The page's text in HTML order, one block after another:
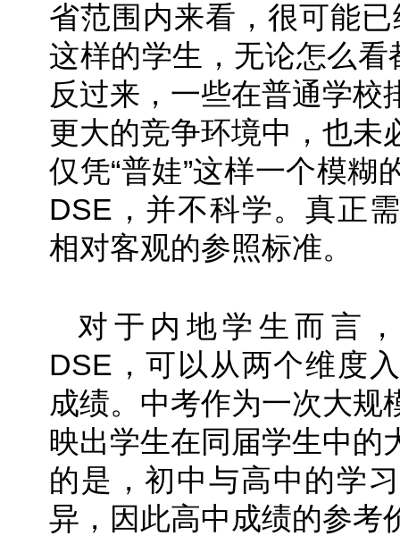
省范围内来看，很可能
这样的学生，无论怎么看
反过来，一些在普通学校
更大的竞争环境中，也未
仅凭“普娃”这样一个模糊
DSE，并不科学。真正
相对客观的参照标准。
对于内地学生而言
DSE，可以从两个维度
成绩。中考作为一次大规
映出学生在同届学生中的
的是，初中与高中的学
异，因此高中成绩的参考